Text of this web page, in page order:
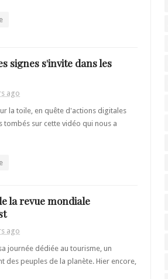
signes s'invite dans les
ago
la toile, en quête d'actions digitales
tombés sur cette vidéo qui nous a
la revue mondiale
ago
journée dédiée au tourisme, un
des peuples de la planète. Hier encore,